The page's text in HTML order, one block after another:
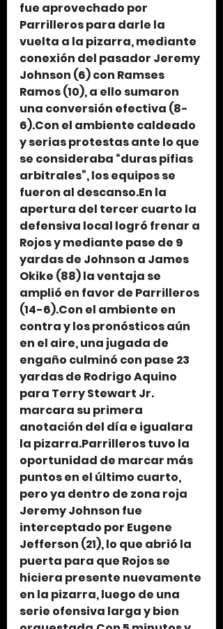
fue aprovechado por
Parrilleros para darle la
vuelta a la pizarra, mediante
conexión del pasador Jeremy
Johnson (6) con Ramses
Ramos (10), a ello sumaron
una conversión efectiva (8-
6).Con el ambiente caldeado
y serias protestas ante lo que
se consideraba “duras pifias
arbitrales”, los equipos se
fueron al descanso.En la
apertura del tercer cuarto la
defensiva local logró frenar a
Rojos y mediante pase de 9
yardas de Johnson a James
Okike (88) la ventaja se
amplió en favor de Parrilleros
(14-6).Con el ambiente en
contra y los pronósticos aún
en el aire, una jugada de
engaño culminó con pase 23
yardas de Rodrigo Aquino
para Terry Stewart Jr.
marcara su primera
anotación del día e igualara
la pizarra.Parrilleros tuvo la
oportunidad de marcar más
puntos en el último cuarto,
pero ya dentro de zona roja
Jeremy Johnson fue
interceptado por Eugene
Jefferson (21), lo que abrió la
puerta para que Rojos se
hiciera presente nuevamente
en la pizarra, luego de una
serie ofensiva larga y bien